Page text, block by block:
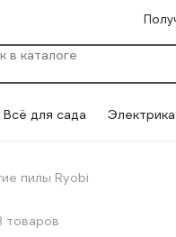
Всё для сада Электрика
пилы Ryobi
товаров